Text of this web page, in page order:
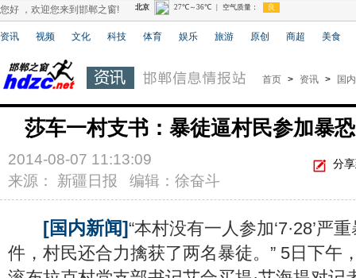
您好 ，欢迎您来到邯郸之窗!
资讯 视频 文化 科技 体育 娱乐 旅游 原创 商超 美食
首页 > 资讯 > 国内
莎车一村支书：暴徒逼村民参加暴
分
2014-08-07 11:13:09
来源： 新疆日报 编辑：徐奋斗
[国内新闻]“本村没有一人参加‘7·28’严
件，村民还合力擒获了两名暴徒。” 5日下午